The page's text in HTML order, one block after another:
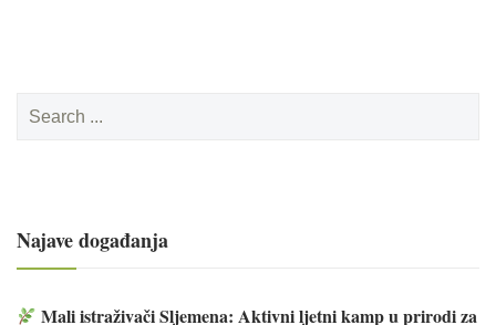
for:
Najave događanja
Mali istraživači Sljemena: Aktivni ljetni kamp u prirodi za